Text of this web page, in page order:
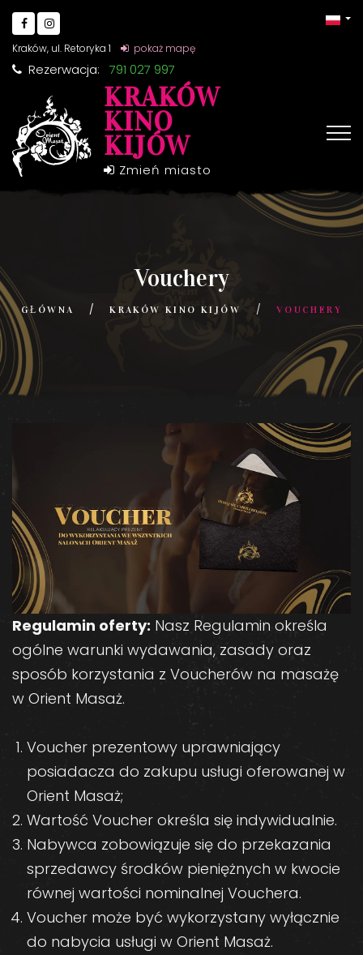
Kraków, ul. Retoryka 1 pokaż mapę
Rezerwacja: 791 027 997
KRAKÓW
KINO
KIJÓW
Zmień miasto
Vouchery
GŁÓWNA KRAKÓW KINO KIJÓW VOUCHERY
Regulamin oferty: Nasz Regulamin określa
ogólne warunki wydawania, zasady oraz
sposób korzystania z Voucherów na masażę
w Orient Masaż.
Voucher prezentowy uprawniający
posiadacza do zakupu usługi oferowanej w
Orient Masaż;
Wartość Voucher określa się indywidualnie.
Nabywca zobowiązuje się do przekazania
sprzedawcy środków pieniężnych w kwocie
równej wartości nominalnej Vouchera.
Voucher może być wykorzystany wyłącznie
do nabycia usługi w Orient Masaż.